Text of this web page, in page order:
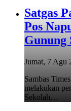
Satgas
Pos
Gunung
Jumat, 7 Agu
Sambas
melakukan
Sekolah…